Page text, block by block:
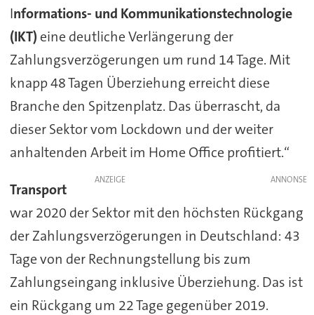
Informations- und Kommunikationstechnologie
(IKT) eine deutliche Verlängerung der
Zahlungsverzögerungen um rund 14 Tage. Mit
knapp 48 Tagen Überziehung erreicht diese
Branche den Spitzenplatz. Das überrascht, da
dieser Sektor vom Lockdown und der weiter
anhaltenden Arbeit im Home Office profitiert.“
ANZEIGE
Transport
war 2020 der Sektor mit den höchsten Rückgang
der Zahlungsverzögerungen in Deutschland: 43
Tage von der Rechnungstellung bis zum
Zahlungseingang inklusive Überziehung. Das ist
ein Rückgang um 22 Tage gegenüber 2019.